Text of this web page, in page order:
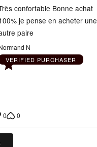
confortable Bonne achat
je pense en acheter une
paire
N
VERIFIED PURCHASER
0 0